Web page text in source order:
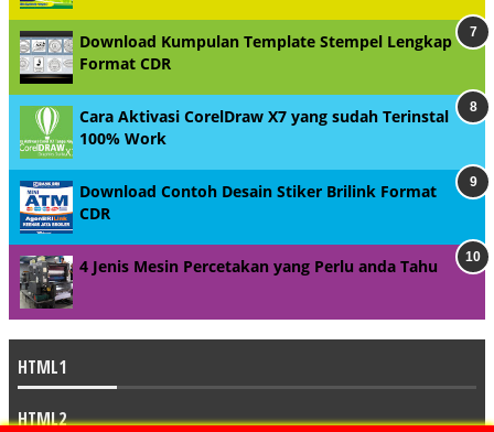
Download Kumpulan Template Stempel Lengkap
Format CDR
Cara Aktivasi CorelDraw X7 yang sudah Terinstal
100% Work
Download Contoh Desain Stiker Brilink Format
CDR
4 Jenis Mesin Percetakan yang Perlu anda Tahu
HTML1
HTML2